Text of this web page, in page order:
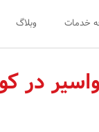
خدمات وبلاگ
در